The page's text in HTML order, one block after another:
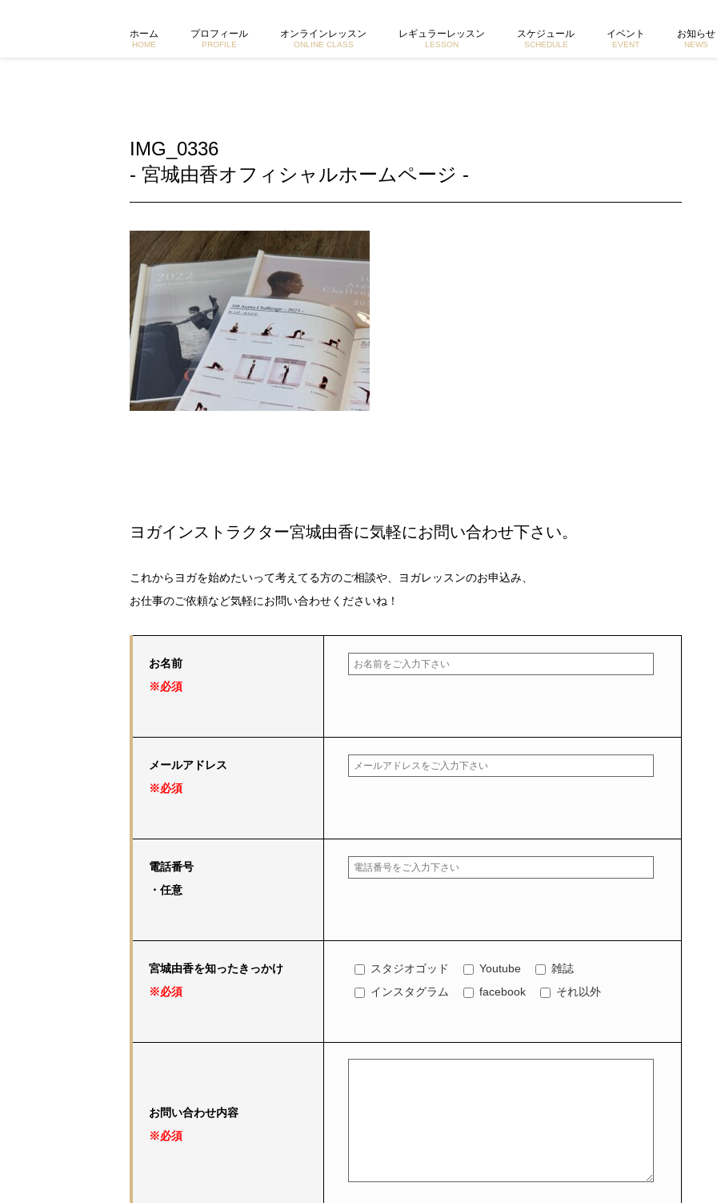
ホーム
HOME
プロフィール
PROFILE
オンラインレッスン
ONLINE CLASS
レギュラーレッスン
LESSON
スケジュール
SCHEDULE
イベント
EVENT
お知らせ
NEWS
IMG_0336
- 宮城由香オフィシャルホームページ -
ヨガインストラクター宮城由香に気軽にお問い合わせ下さい。
これからヨガを始めたいって考えてる方のご相談や、ヨガレッスンのお申込み、
お仕事のご依頼など気軽にお問い合わせくださいね！
お名前
※必須
メールアドレス
※必須
電話番号
・任意
宮城由香を知ったきっかけ
※必須
スタジオゴッド Youtube
雑誌
インスタグラム
facebook それ以外
お問い合わせ内容
※必須